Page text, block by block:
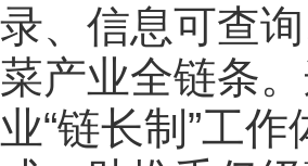
录、信息可查
菜产业全链条
业“链长制”工